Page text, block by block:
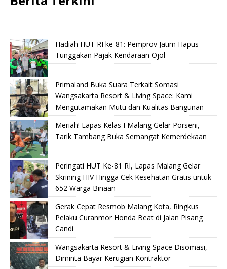
Hadiah HUT RI ke-81: Pemprov Jatim Hapus
Tunggakan Pajak Kendaraan Ojol
Primaland Buka Suara Terkait Somasi
Wangsakarta Resort & Living Space: Kami
Mengutamakan Mutu dan Kualitas Bangunan
Meriah! Lapas Kelas I Malang Gelar Porseni,
Tarik Tambang Buka Semangat Kemerdekaan
Peringati HUT Ke-81 RI, Lapas Malang Gelar
Skrining HIV Hingga Cek Kesehatan Gratis untuk
652 Warga Binaan
Gerak Cepat Resmob Malang Kota, Ringkus
Pelaku Curanmor Honda Beat di Jalan Pisang
Candi
Wangsakarta Resort & Living Space Disomasi,
Diminta Bayar Kerugian Kontraktor